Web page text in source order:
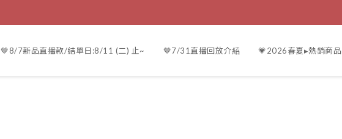
🤎8/7新品直播款/結單日:8/11 (二) 止~ 🤎7/31直播回放介紹 💗2026春夏▸熱銷商品